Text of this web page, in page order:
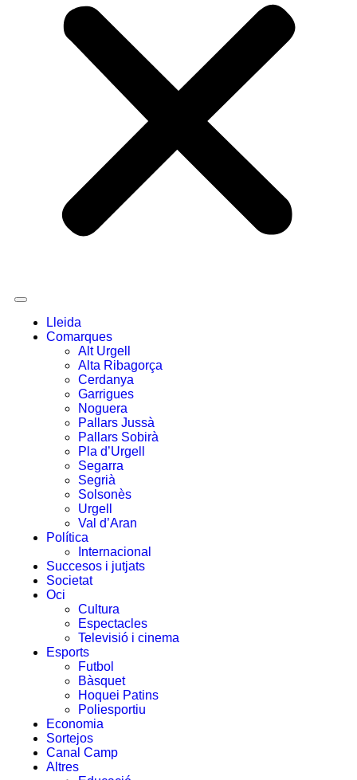
Lleida
Comarques
Alt Urgell
Alta Ribagorça
Cerdanya
Garrigues
Noguera
Pallars Jussà
Pallars Sobirà
Pla d’Urgell
Segarra
Segrià
Solsonès
Urgell
Val d’Aran
Política
Internacional
Succesos i jutjats
Societat
Oci
Cultura
Espectacles
Televisió i cinema
Esports
Futbol
Bàsquet
Hoquei Patins
Poliesportiu
Economia
Sortejos
Canal Camp
Altres